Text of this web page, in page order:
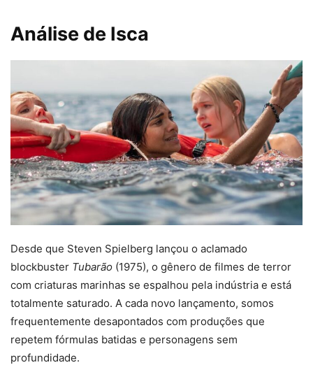
Análise de Isca
Desde que Steven Spielberg lançou o aclamado
blockbuster Tubarão (1975), o gênero de filmes de terror
com criaturas marinhas se espalhou pela indústria e está
totalmente saturado. A cada novo lançamento, somos
frequentemente desapontados com produções que
repetem fórmulas batidas e personagens sem
profundidade.